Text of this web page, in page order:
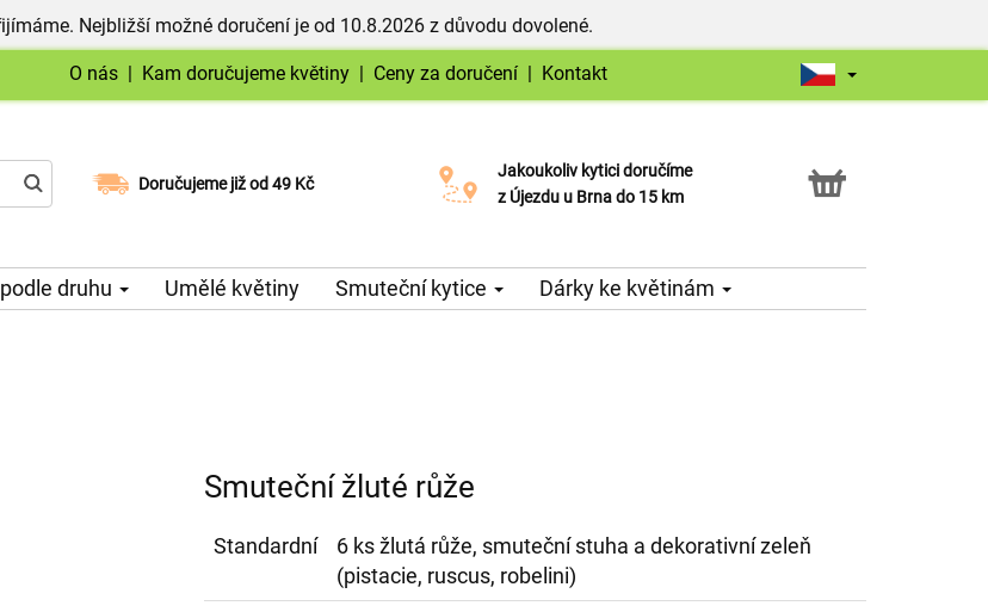
Nejbližší možné doručení je od 10.8.2026 z důvodu dovolené.
O nás | Kam doručujeme květiny | Ceny za doručení | Kontakt
Doručujeme již od 49 Kč
Možný výběr času a dne doručení
Jakoukoliv kytici doručíme
z Újezdu u Brna do 15 km
Možnost vyzvednout v naší květince
druhu Umělé květiny Smuteční kytice Dárky ke květinám
Smuteční žluté růže
Standardní
6 ks žlutá růže, smuteční stuha a dekorativní zeleň
(pistacie, ruscus, robelini)